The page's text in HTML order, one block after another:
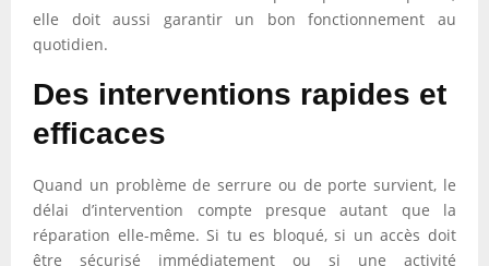
elle doit aussi garantir un bon fonctionnement au
quotidien.
Des interventions rapides et
efficaces
Quand un problème de serrure ou de porte survient, le
délai d’intervention compte presque autant que la
réparation elle-même. Si tu es bloqué, si un accès doit
être sécurisé immédiatement ou si une activité